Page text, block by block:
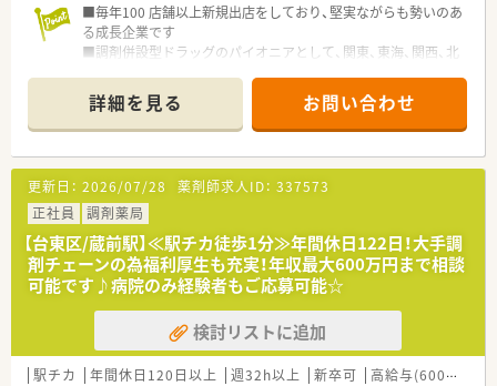
■毎年100 店舗以上新規出店をしており、堅実ながらも勢いのあ
る成長企業です
■調剤併設型ドラッグのパイオニアとして、関東、東海、関西、北
■研修制度は様々なプランがあり、集合研修だけでなく任意で受
講可能な研修も幅広く用意されています
■店舗で活躍する従業員、社外で活躍する従業員、将来経営幹部
となる従業員など、薬剤師として様々な活躍ができるフィールド
を用意されています
■総合薬剤師・調剤薬剤師（土日休み・19時までの勤務）どちらか
の働き方を選択できます
■調剤併設型だけでなく「医療モール・クリニック併設店舗」「敷
地内薬局」「訪問調剤特化型店舗」など様々な店舗を運営してい
ます
■在宅医療にも積極的取り組んでおり「訪問調剤特化型店舗」を
50店舗以上、無菌調剤室は業界最多の51店舗設置しています
■「プラチナくるみん認定企業」「健康経営優良法人2023（大規模
法人部門）認定」等を取得し一人ひとりが働きやすい環境が整備
されています
詳細を見る お問い合わせ
更新日： 2026/07/28 薬剤師求人ID： 337573
正社員
調剤薬局
【台東区/蔵前駅】≪駅チカ徒歩1分≫年間休日122日！大手調
剤チェーンの為福利厚生も充実！年収最大600万円まで相談
可能です♪病院のみ経験者もご応募可能☆
検討リストに追加
駅チカ 年間休日120日以上 週32h以上 新卒可 高給与(600万円以上)